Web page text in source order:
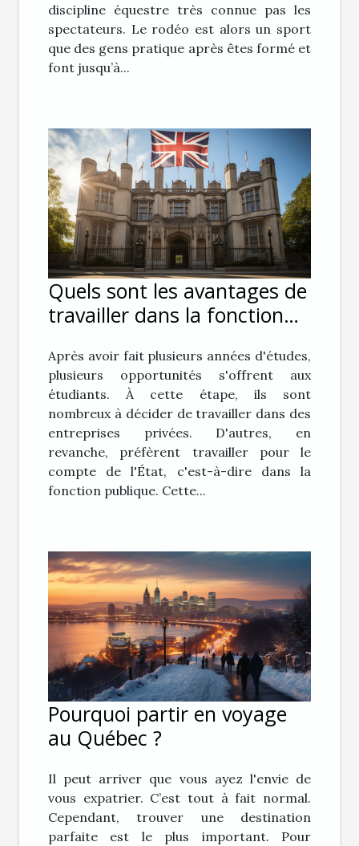
discipline équestre très connue pas les
spectateurs. Le rodéo est alors un sport
que des gens pratique après êtes formé et
font jusqu’à...
Quels sont les avantages de
travailler dans la fonction
Après avoir fait plusieurs années d'études,
plusieurs opportunités s'offrent aux
étudiants. À cette étape, ils sont
nombreux à décider de travailler dans des
entreprises privées. D'autres, en
revanche, préfèrent travailler pour le
compte de l'État, c'est-à-dire dans la
fonction publique. Cette...
Pourquoi partir en voyage
au Québec ?
Il peut arriver que vous ayez l'envie de
vous expatrier. C’est tout à fait normal.
Cependant, trouver une destination
parfaite est le plus important. Pour